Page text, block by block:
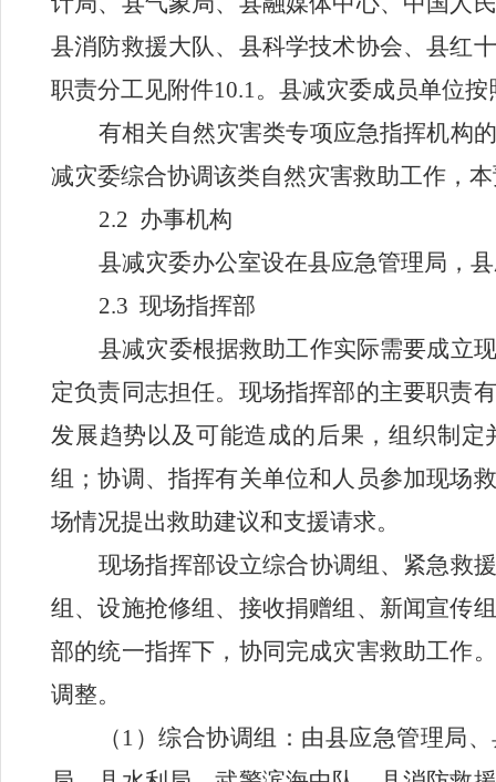
县消防救援大队、县科学技术协会、县红
职责分工见附件10.1。县减灾委成员单位
有相关自然灾害类专项应急指挥机构
减灾委综合协调该类自然灾害救助工作，
2.2 办事机构
县减灾委办公室设在县应急管理局，
2.3 现场指挥部
县减灾委根据救助工作实际需要成立
定负责同志担任。现场指挥部的主要职责
发展趋势以及可能造成的后果，组织制
组；协调、指挥有关单位和人员参加现场
场情况提出救助建议和支援请求。
现场指挥部设立综合协调组、紧急救
组、设施抢修组、接收捐赠组、新闻宣传
部的统一指挥下，协同完成灾害救助工作
调整。
（ 1 ）综合协调组：由县应急管理局、